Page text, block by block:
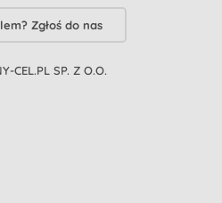
Zgłoś do nas
CEL.PL SP. Z O.O.